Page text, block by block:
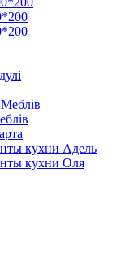
кухни Адель
кухни Оля